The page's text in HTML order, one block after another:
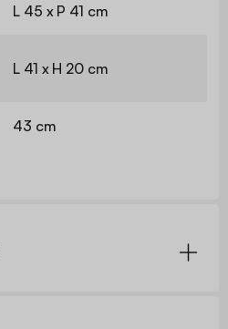
L 45 x P 41 cm
L 41 x H 20 cm
43 cm